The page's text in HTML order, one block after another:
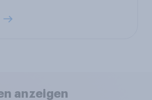
anzeigen